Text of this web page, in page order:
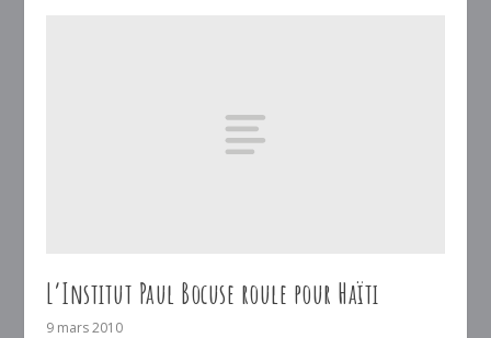
L’Institut Paul Bocuse roule pour Haïti
9 mars 2010